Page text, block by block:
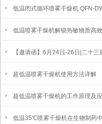
超低温喷雾干燥机使用方法详解
超低温喷雾干燥机的工作原理及